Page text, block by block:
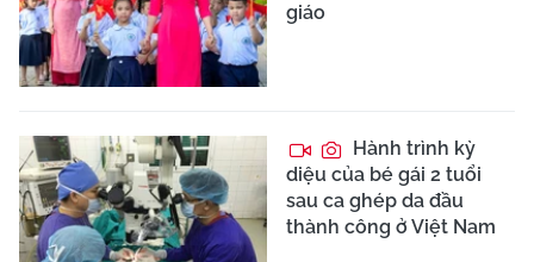
giáo
Hành trình kỳ
diệu của bé gái 2 tuổi
sau ca ghép da đầu
thành công ở Việt Nam